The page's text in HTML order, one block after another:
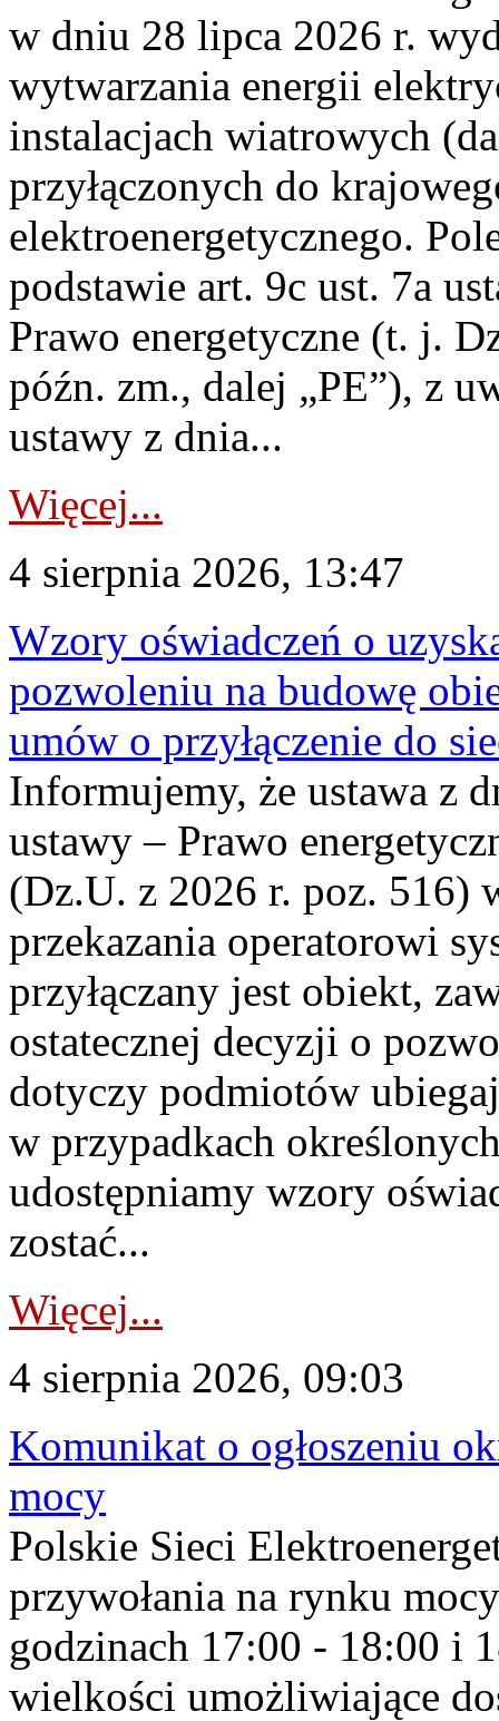
w dniu 28 lipca 2026 r.
wytwarzania energii
instalacjach wiatrowych
przyłączonych do
elektroenergetycznego.
podstawie art. 9c ust. 7a
Prawo energetyczne (t. j.
późn. zm., dalej „PE”), z
ustawy z dnia...
Więcej...
4 sierpnia 2026, 13:47
Wzory oświadczeń o
pozwoleniu na budowę
umów o przyłączenie do
Informujemy, że ustawa z
ustawy – Prawo
(Dz.U. z 2026 r. poz. 516)
przekazania operatorowi
przyłączany jest obiekt,
ostatecznej decyzji o
dotyczy podmiotów
w przypadkach
udostępniamy wzory
zostać...
Więcej...
4 sierpnia 2026, 09:03
Komunikat o ogłoszeniu
mocy
Polskie Sieci
przywołania na rynku
godzinach 17:00 - 18:00 i
wielkości umożliwiające